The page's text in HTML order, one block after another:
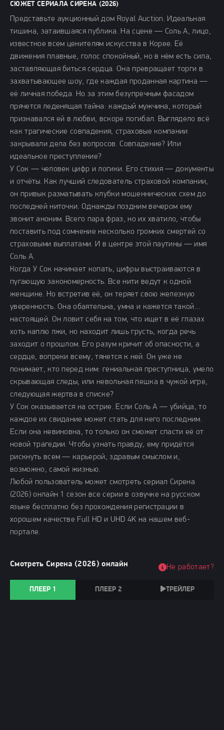
СЮЖЕТ СЕРИАЛА СИРЕНА (2026)
Представьте аукционный дом Royal Auction. Идеальная
тишина, затаившаяся публика. На сцене — Соль А, лицо,
известное всем ценителям искусства в Корее. Её
движения плавные, голос спокойный, но в нём есть сила,
заставляющая биться сердца. Она превращает торги в
захватывающее шоу, где каждая проданная картина —
её личная победа. Но за этим безупречным фасадом
прячется леденящая тайна: каждый мужчина, который
признавался ей в любви, вскоре погибал. Выглядело всё
как трагические совпадения, страховые компании
закрывали дела без вопросов. Совпадение? Или
идеальное преступление?
У Сок — человек цифр и логики. Его стихия — документы
и отчёты. Как лучший следователь страховой компании,
он привык разматывать клубки мошеннических схем до
последней ниточки. Однажды поздним вечером ему
звонит аноним. Всего пара фраз, но их хватило, чтобы
поставить под сомнение несколько громких смертей со
страховыми выплатами. И в центре этой паутины — имя
Соль А.
Когда У Сок начинает копать, цифры выстраиваются в
пугающую закономерность. Все нити ведут к одной
женщине. Но встретив её, он теряет свою железную
уверенность. Она обаятельна, умна и кажется такой…
настоящей. Он ловит себя на том, что ищет в её глазах
хоть каплю лжи, но находит лишь грусть, когда речь
заходит о прошлом. Его разум кричит об опасности, а
сердце, вопреки всему, тянется к ней. Он уже не
понимает, кто перед ним: гениальная преступница, умело
скрывающая следы, или невольная пешка в чужой игре,
следующая жертва в списке?
У Сок оказывается на острие. Если Соль А — убийца, то
каждое их свидание может стать для него последним.
Если она невиновна, то только он сможет спасти её от
новой трагедии. Чтобы узнать правду, ему придётся
рискнуть всем — карьерой, здравым смыслом и,
возможно, самой жизнью.
Любой пользователь может смотреть сериал Сирена
(2026) онлайн 1 сезон все серии в озвучке на русском
языке бесплатно без прохождения регистрации в
хорошем качестве Full HD и UHD 4K на нашем веб-
портале.
Смотреть Сирена (2026) онлайн
ПЛЕЕР 1 ПЛЕЕР 2 ТРЕЙЛЕР
Не работает?